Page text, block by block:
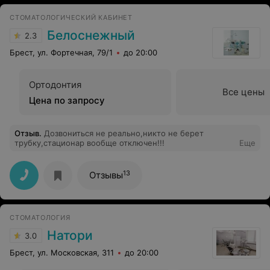
СТОМАТОЛОГИЧЕСКИЙ КАБИНЕТ
2.3 Белоснежный
Брест, ул. Фортечная, 79/1 до 20:00
Ортодонтия
Цена по запросу
Все цены
Отзыв. Дозвониться не реально,никто не берет
трубку,стационар вообще отключен!!!
Еще
Отзывы13
СТОМАТОЛОГИЯ
3.0 Натори
Брест, ул. Московская, 311 до 20:00